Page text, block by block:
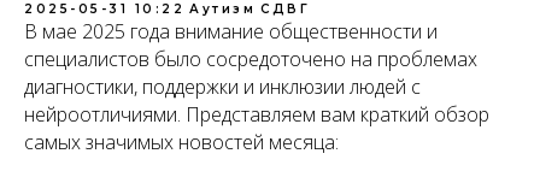
2025-05-31 10:22 Аутизм СДВГ
В мае 2025 года внимание общественности и
специалистов было сосредоточено на проблемах
диагностики, поддержки и инклюзии людей с
нейроотличиями. Представляем вам краткий обзор
самых значимых новостей месяца: